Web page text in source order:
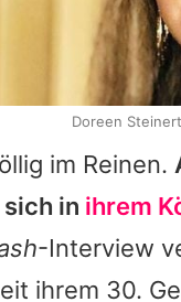
im Reinen.
in ihrem
-Interview
ihrem 30.
Doreen